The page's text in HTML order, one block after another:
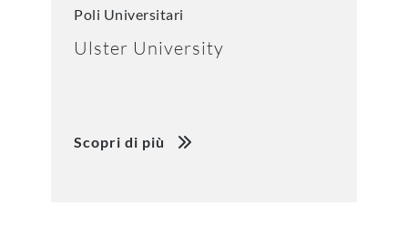
Poli Universitari
Ulster University
Scopri di più